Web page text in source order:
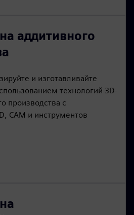
аддитивного
и изготавливайте
технологий 3D-
производства с
CAM и инструментов